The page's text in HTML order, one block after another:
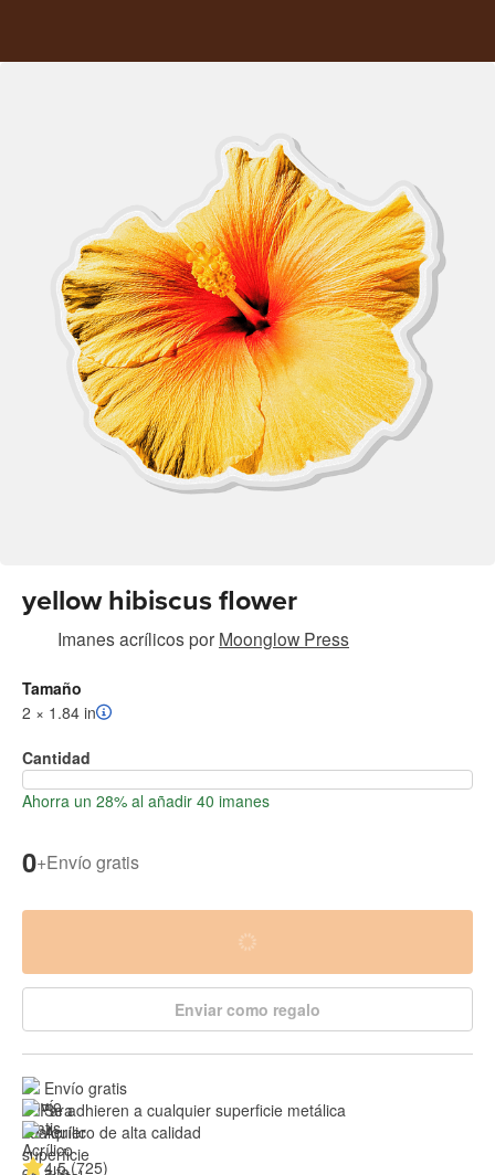
yellow hibiscus flower
Imanes acrílicospor Moonglow Press
Tamaño
2 × 1.84 in
Cantidad
Ahorra un 28% al añadir 40 imanes
0+Envío gratis
Enviar como regalo
Envío gratis
Se adhieren a cualquier superficie metálica
Acrílico de alta calidad
4.5 (725)